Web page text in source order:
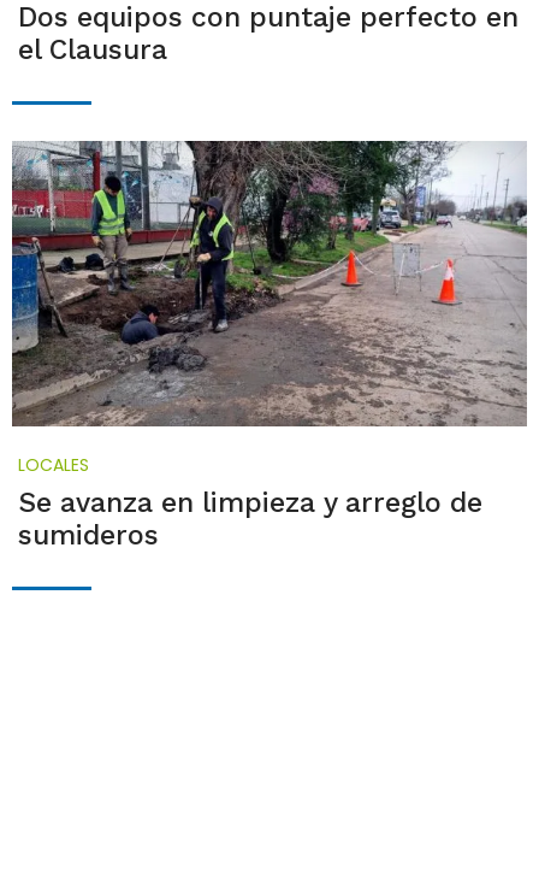
Dos equipos con puntaje perfecto en
el Clausura
LOCALES
Se avanza en limpieza y arreglo de
sumideros